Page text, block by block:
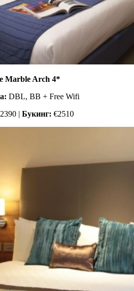
Marble Arch 4*
DBL, BB + Free Wifi
| Букинг: €2510